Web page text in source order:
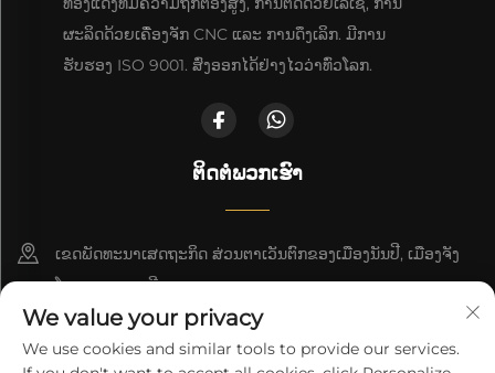
ຜະລິດດ້ວຍເຄື່ອງຈັກ CNC ແລະ ການດຶງເລິກ. ມີການ
ຮັບຮອງ ISO 9001. ສົ່ງອອກໄດ້ຢ່າງໄວວ່າທົ່ວໂລກ.
ຕິດຕໍ່ພວກເຮົາ
ເຂດພັດທະນາເສດຖະກິດ ສ່ວນຕາເວັນຕົກຂອງເມືອງນັນປີ, ເມືອງຈັງ
ໂຈວ, ແຂວງເຫຫີ
+86-18617745678
We value your privacy
We use cookies and similar tools to provide our services.